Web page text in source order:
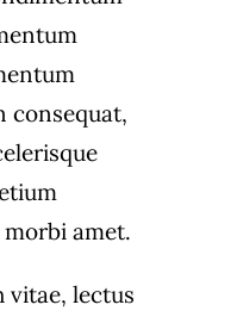
consequat,
amet.
vitae, lectus